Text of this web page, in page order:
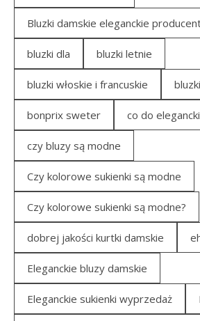
Bluzki damskie eleganckie
bluzki dla bluzki letnie
bluzki włoskie i francuskie
bonprix sweter co do
czy bluzy są modne
Czy kolorowe sukienki są modne
Czy kolorowe sukienki są modne?
dobrej jakości kurtki damskie
Eleganckie bluzy damskie
Eleganckie sukienki wyprzedaż